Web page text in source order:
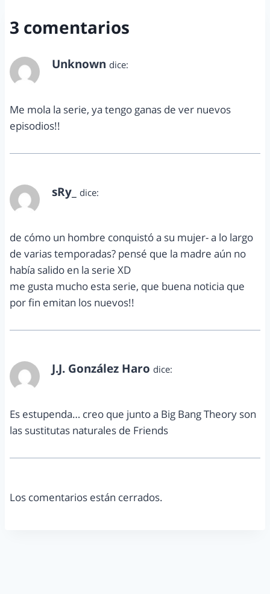
3 comentarios
Unknown dice:
Me mola la serie, ya tengo ganas de ver nuevos
episodios!!
sRy_ dice:
de cómo un hombre conquistó a su mujer- a lo largo
de varias temporadas? pensé que la madre aún no
había salido en la serie XD
me gusta mucho esta serie, que buena noticia que
por fin emitan los nuevos!!
J.J. González Haro dice:
Es estupenda… creo que junto a Big Bang Theory son
las sustitutas naturales de Friends
Los comentarios están cerrados.